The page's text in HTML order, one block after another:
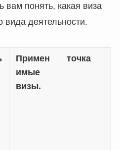
вам понять, какая виза
вида деятельности.
Примен
имые
визы.
точка